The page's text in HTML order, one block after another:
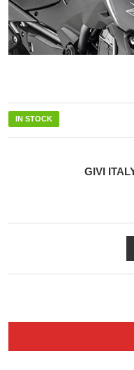
IN STOCK